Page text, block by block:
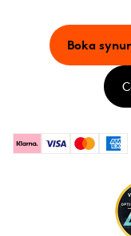
KlarnaVisa Mastercard
Boka